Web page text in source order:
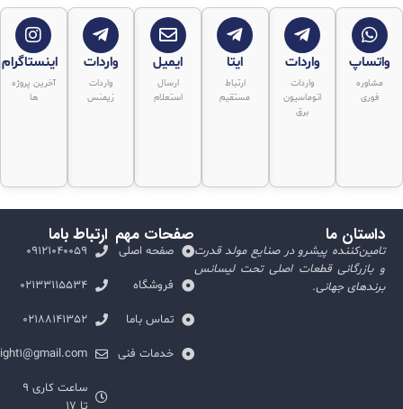
واتساپ
مشاوره
فوری
واردات
واردات
اتوماسیون
برق
ایتا
ارتباط
مستقیم
ایمیل
ارسال
استعلام
واردات
واردات
زیمنس
اینستاگرام
آخرین پروژه
ها
داستان ما
تامین‌کننده پیشرو در صنایع مولد قدرت
و بازرگانی قطعات اصلی تحت لیسانس
برندهای جهانی.
صفحات مهم
صفحه اصلی
فروشگاه
تماس باما
خدمات فنی
ارتباط باما
09121040059
02133115534
02188141352
ساعت کاری ۹